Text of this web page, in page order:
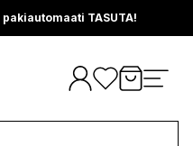
TASUTA!